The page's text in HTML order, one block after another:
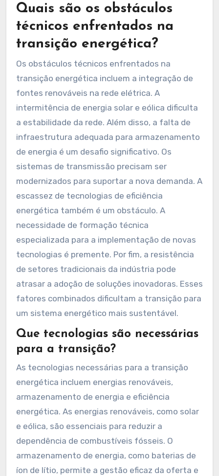
Quais são os obstáculos
técnicos enfrentados na
transição energética?
Os obstáculos técnicos enfrentados na
transição energética incluem a integração de
fontes renováveis na rede elétrica. A
intermitência de energia solar e eólica dificulta
a estabilidade da rede. Além disso, a falta de
infraestrutura adequada para armazenamento
de energia é um desafio significativo. Os
sistemas de transmissão precisam ser
modernizados para suportar a nova demanda. A
escassez de tecnologias de eficiência
energética também é um obstáculo. A
necessidade de formação técnica
especializada para a implementação de novas
tecnologias é premente. Por fim, a resistência
de setores tradicionais da indústria pode
atrasar a adoção de soluções inovadoras. Esses
fatores combinados dificultam a transição para
um sistema energético mais sustentável.
Que tecnologias são necessárias
para a transição?
As tecnologias necessárias para a transição
energética incluem energias renováveis,
armazenamento de energia e eficiência
energética. As energias renováveis, como solar
e eólica, são essenciais para reduzir a
dependência de combustíveis fósseis. O
armazenamento de energia, como baterias de
íon de lítio, permite a gestão eficaz da oferta e